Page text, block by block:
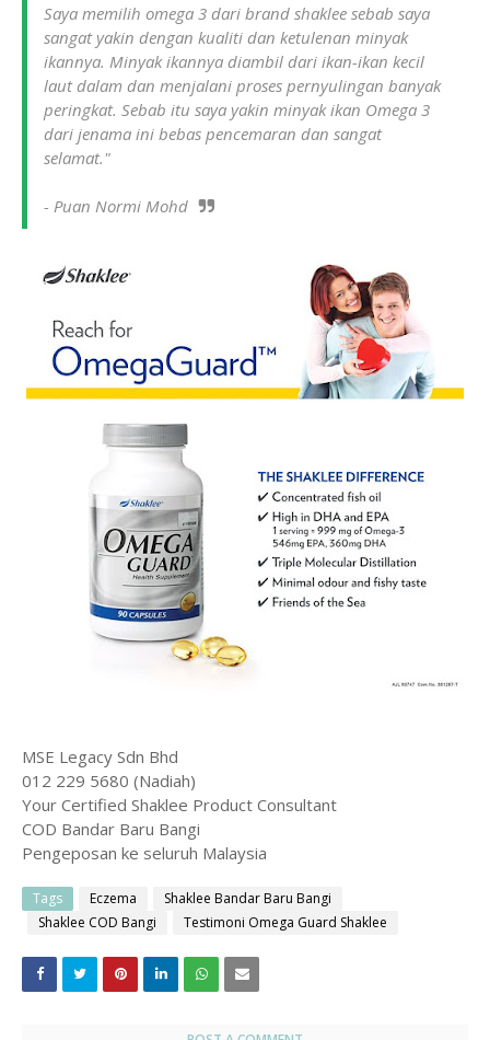
Saya memilih omega 3 dari brand shaklee sebab saya
sangat yakin dengan kualiti dan ketulenan minyak
ikannya. Minyak ikannya diambil dari ikan-ikan kecil
laut dalam dan menjalani proses pernyulingan banyak
peringkat. Sebab itu saya yakin minyak ikan Omega 3
dari jenama ini bebas pencemaran dan sangat
selamat."
- Puan Normi Mohd
MSE Legacy Sdn Bhd
012 229 5680 (Nadiah)
Your Certified Shaklee Product Consultant
COD Bandar Baru Bangi
Pengeposan ke seluruh Malaysia
Tags Eczema
Shaklee Bandar Baru Bangi
Shaklee COD Bangi
Testimoni Omega Guard Shaklee